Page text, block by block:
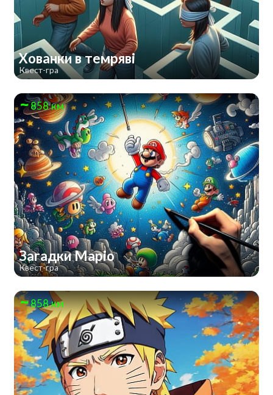
Хованки в темряві
Квест-гра
858 км
Загадки Маріо
Квест-гра
858 км